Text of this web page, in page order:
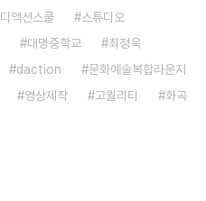
디액션스쿨
스튜디오
대명중학교
최정욱
daction
문화예술복합라운지
영상제작 고퀄리티
화곡